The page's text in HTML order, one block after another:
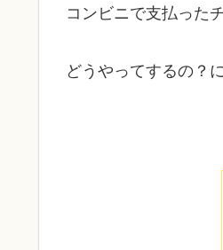
コンビニで支払った
どうやってするの？